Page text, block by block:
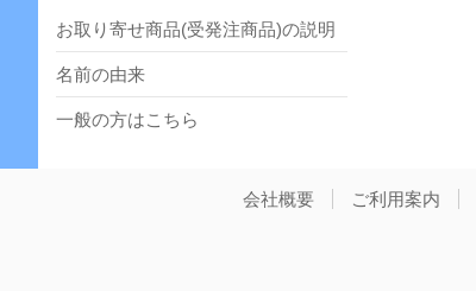
お取り寄せ商品(受発注商品)の説明
名前の由来
一般の方はこちら
会社概要 ご利用案内